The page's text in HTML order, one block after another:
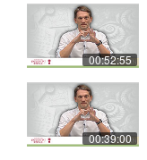
00:52:55
00:39:00